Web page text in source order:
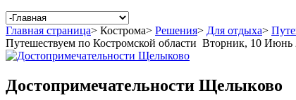
Главная страница> Кострома> Решения> Для отдыха>
Путешествуем по Костромской области Вторник, 10 Июнь
Достопримечательности Щелыково